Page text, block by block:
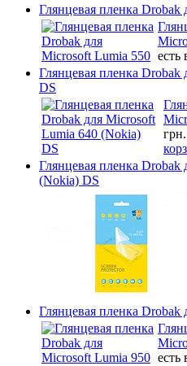
Глянцевая пленка
есть
Глянцевая пленка
DS
грн.
Глянцевая пленка
(Nokia) DS
Глянцевая пленка
есть